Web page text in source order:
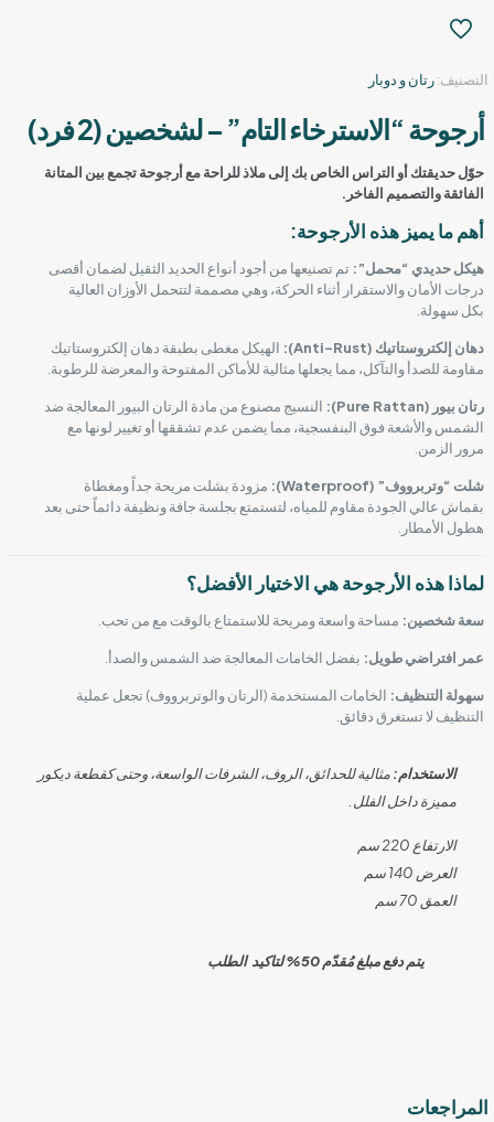
التصنيف:رتان و دوبار
أرجوحة “الاسترخاء التام” – لشخصين (2 فرد)
حوّل حديقتك أو التراس الخاص بك إلى ملاذ للراحة مع أرجوحة تجمع بين المتانة
الفائقة والتصميم الفاخر.
أهم ما يميز هذه الأرجوحة:
هيكل حديدي “محمل”: تم تصنيعها من أجود أنواع الحديد الثقيل لضمان أقصى
درجات الأمان والاستقرار أثناء الحركة، وهي مصممة لتتحمل الأوزان العالية
بكل سهولة.
دهان إلكتروستاتيك (Anti-Rust):
الهيكل مغطى بطبقة دهان إلكتروستاتيك
مقاومة للصدأ والتآكل، مما يجعلها مثالية للأماكن المفتوحة والمعرضة للرطوبة.
رتان بيور (Pure Rattan):
النسيج مصنوع من مادة الرتان البيور المعالجة ضد
الشمس والأشعة فوق البنفسجية، مما يضمن عدم تشققها أو تغيير لونها مع
مرور الزمن.
شلت “وتربرووف” (Waterproof):
مزودة بشلت مريحة جداً ومغطاة
بقماش عالي الجودة مقاوم للمياه، لتستمتع بجلسة جافة ونظيفة دائماً حتى بعد
هطول الأمطار.
لماذا هذه الأرجوحة هي الاختيار الأفضل؟
سعة شخصين: مساحة واسعة ومريحة للاستمتاع بالوقت مع من تحب.
عمر افتراضي طويل: بفضل الخامات المعالجة ضد الشمس والصدأ.
سهولة التنظيف: الخامات المستخدمة (الرتان والوتربرووف) تجعل عملية
التنظيف لا تستغرق دقائق.
الاستخدام:مثالية للحدائق، الروف، الشرفات الواسعة، وحتى كقطعة ديكور
مميزة داخل الفلل.
الارتفاع 220 سم
العرض 140 سم
العمق 70 سم
يتم دفع مبلغ مُقدّم 50% لتاكيد الطلب
المراجعات